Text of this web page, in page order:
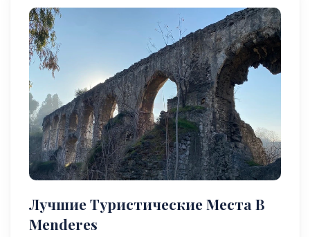
Лучшие Туристические Места В
Menderes